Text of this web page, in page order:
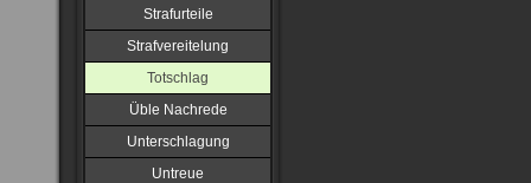
Strafurteile
Strafvereitelung
Totschlag
Üble Nachrede
Unterschlagung
Untreue